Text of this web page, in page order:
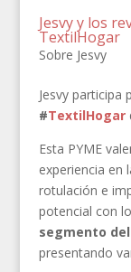
Jesvy y los
TextilHogar
Sobre Jesvy
Jesvy participa
#TextilHogar
Esta PYME
experiencia en
rotulación e
potencial con
segmento
presentando